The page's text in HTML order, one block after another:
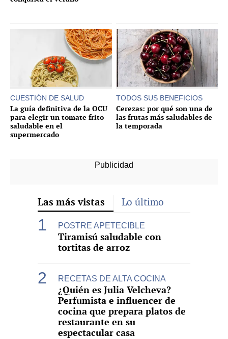
CUESTIÓN DE SALUD
La guía definitiva de la OCU
para elegir un tomate frito
saludable en el
supermercado
TODOS SUS BENEFICIOS
Cerezas: por qué son una de
las frutas más saludables de
la temporada
Las más vistas Lo último
POSTRE APETECIBLE
Tiramisú saludable con
tortitas de arroz
RECETAS DE ALTA COCINA
¿Quién es Julia Velcheva?
Perfumista e influencer de
cocina que prepara platos de
restaurante en su
espectacular casa